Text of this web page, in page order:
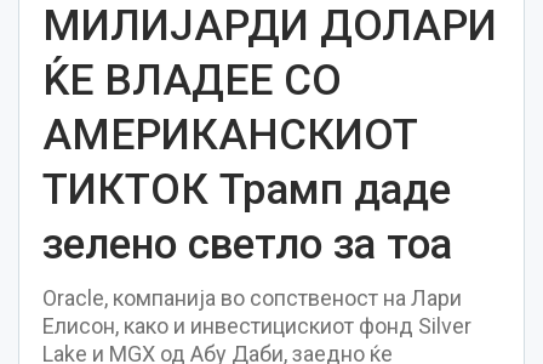
МИЛИЈАРДИ ДОЛАРИ
ЌЕ ВЛАДЕЕ СО
АМЕРИКАНСКИОТ
TИКТОК Трамп даде
зелено светло за тоа
Oracle, компанија во сопственост на Лари
Елисон, како и инвестицискиот фонд Silver
Lake и MGX од Абу Даби, заедно ќе